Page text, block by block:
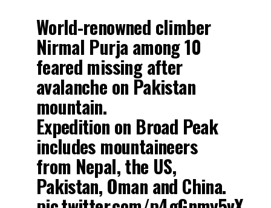
World-renowned climber
Nirmal Purja among 10
feared missing after
avalanche on Pakistan
mountain.
Expedition on Broad Peak
includes mountaineers
from Nepal, the US,
Pakistan, Oman and China.
pic.twitter.com/p4gGnmy5vX